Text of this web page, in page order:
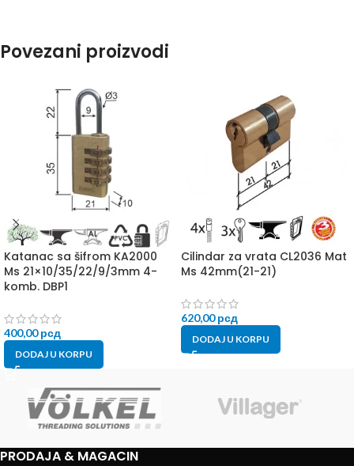
Povezani proizvodi
Katanac sa šifrom KA2000
Ms 21×10/35/22/9/3mm 4-
komb. DBP1
400,00рсд
DODAJ U KORPU
Cilindar za vrata CL2036 Mat
Ms 42mm(21-21)
620,00рсд
DODAJ U KORPU
PRODAJA & MAGACIN